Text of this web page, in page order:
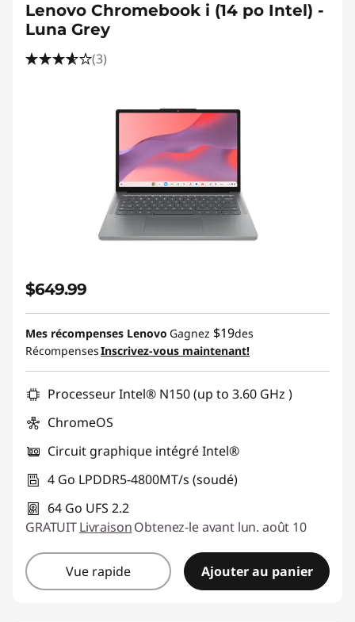
Lenovo Chromebook i (14 po Intel) -
Luna Grey
(3)
$649.99
Mes récompenses Lenovo Gagnez $19des
RécompensesInscrivez-vous maintenant!
Processeur Intel® N150 (up to 3.60 GHz )
ChromeOS
Circuit graphique intégré Intel®
4 Go LPDDR5-4800MT/s (soudé)
64 Go UFS 2.2
GRATUITLivraisonObtenez-le avant lun. août 10
Vue rapide Ajouter au panier